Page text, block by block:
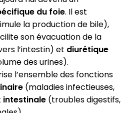
du foie. Il est
la production de bile),
son évacuation de la
l’intestin) et diurétique
des urines).
l’ensemble des fonctions
(maladies infectieuses,
intestinale (troubles digestifs,